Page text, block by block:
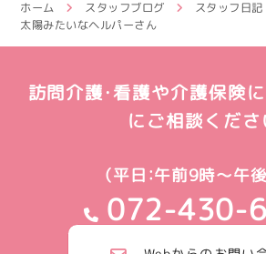
ホーム スタッフブログ
スタッフ日記
太陽みたいなヘルパーさん
訪問介護・看護や介護保険
にご相談くださ
（平日：午前9時～午
072-430-